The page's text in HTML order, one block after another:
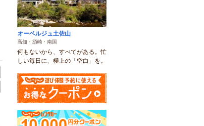
オーベルジュ土佐山
高知・須崎・南国
何もないから、すべてがある。忙
しい毎日に、極上の「空白」を。